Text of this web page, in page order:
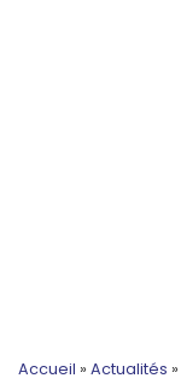
Accueil » Actualités »